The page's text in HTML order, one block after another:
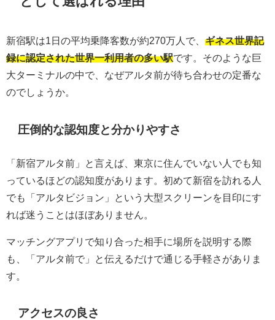
新宿駅は1日の平均乗降客数が約270万人で、 ギネス世界記
録に認定された世界一利用者の多い駅です。そのような巨
大ターミナルの中で、なぜアルタ前が待ち合わせの定番な
のでしょうか。
圧倒的な認知度と分かりやすさ
「新宿アルタ前」と言えば、東京に住んでいない人でも知
っているほどの認知度があります。初めて新宿を訪れる人
でも「アルタビジョン」という大型スクリーンを目印にす
れば迷うことはほぼありません。
マッチングアプリで知り合った相手に場所を説明する際
も、「アルタ前で」と伝えるだけで通じる手軽さがありま
す。
アクセスの良さ